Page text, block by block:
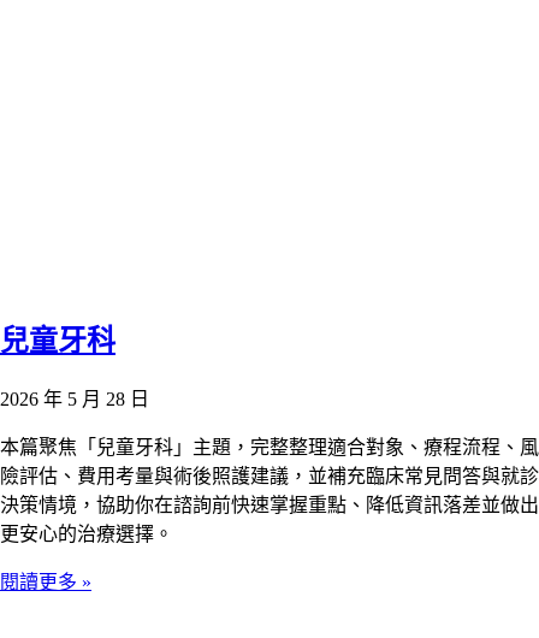
兒童牙科
2026 年 5 月 28 日
本篇聚焦「兒童牙科」主題，完整整理適合對象、療程流程、風
險評估、費用考量與術後照護建議，並補充臨床常見問答與就診
決策情境，協助你在諮詢前快速掌握重點、降低資訊落差並做出
更安心的治療選擇。
閱讀更多 »